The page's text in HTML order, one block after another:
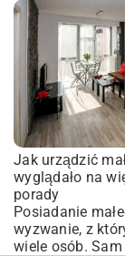
Jak urządzić
wyglądało na
porady
Posiadanie
wyzwanie, z
wiele osób.